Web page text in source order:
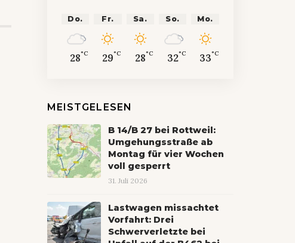
Do.
28°C
Fr.
29°C
Sa.
28°C
So.
32°C
Mo.
33°C
MEISTGELESEN
B 14/B 27 bei Rottweil:
Umgehungsstraße ab
Montag für vier Wochen
voll gesperrt
31. Juli 2026
Lastwagen missachtet
Vorfahrt: Drei
Schwerverletzte bei